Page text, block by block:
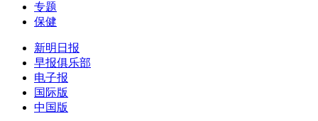
专题
保健
新明日报
早报俱乐部
电子报
国际版
中国版